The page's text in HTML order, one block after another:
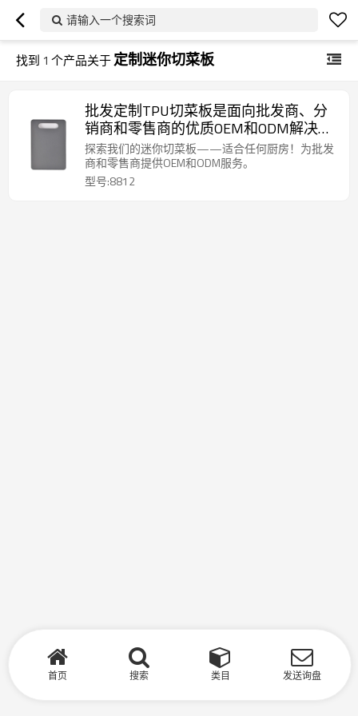
请输入一个搜索词
找到 1 个产品关于定制迷你切菜板
批发定制TPU切菜板是面向批发商、分
销商和零售商的优质OEM和ODM解决方
案
探索我们的迷你切菜板——适合任何厨房！为批发
商和零售商提供OEM和ODM服务。
型号:8812
首页 搜索 类目 发送询盘